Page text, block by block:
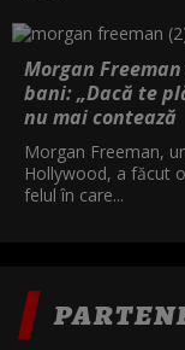
Morgan
bani: „Dacă te
nu mai contează
Morgan Freeman,
Hollywood, a făcut
felul în care...